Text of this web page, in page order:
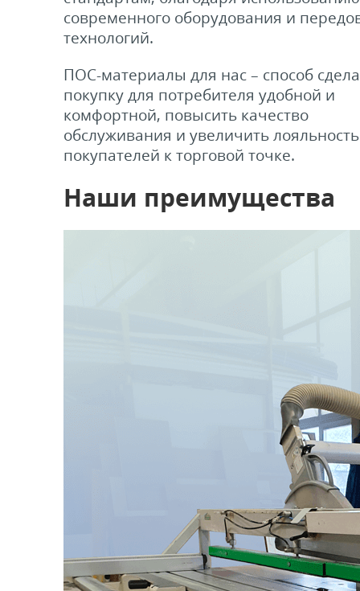
рамки и аксессуары
покупателей
системы
фурнитура
современного оборудования и
технологий.
ПОС-материалы для нас – способ
покупку для потребителя удобной и
комфортной, повысить качество
обслуживания и увеличить лояльность
покупателей к торговой точке.
Наши преимущества